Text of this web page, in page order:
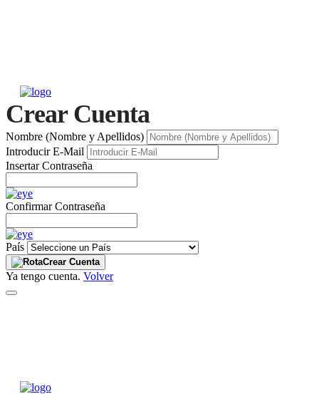
Crear Cuenta
Nombre (Nombre y Apellidos)
Introducir E-Mail
Insertar Contraseña
Confirmar Contraseña
País
Crear Cuenta
Ya tengo cuenta. Volver